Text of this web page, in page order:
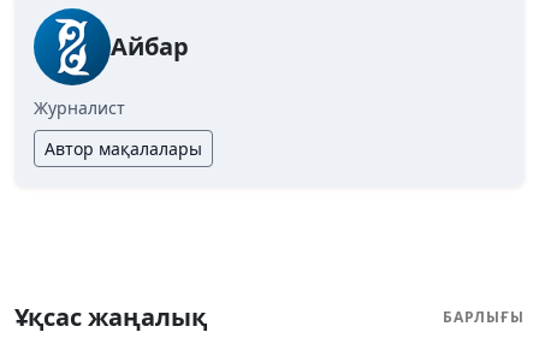
Айбар
Журналист
Автор мақалалары
Ұқсас жаңалық БАРЛЫҒЫ